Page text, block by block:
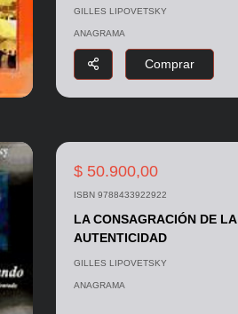
GILLES LIPOVETSKY
ANAGRAMA
Comprar
$ 50.900,00
ISBN 9788433922922
LA CONSAGRACIÓN DE LA
AUTENTICIDAD
GILLES LIPOVETSKY
ANAGRAMA